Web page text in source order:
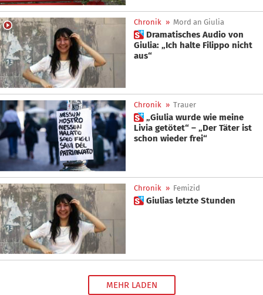
Chronik » Mord an Giulia
 Dramatisches Audio von
Giulia: „Ich halte Filippo nicht
aus“
Chronik » Trauer
 „Giulia wurde wie meine
Livia getötet“ – „Der Täter ist
schon wieder frei“
Chronik » Femizid
 Giulias letzte Stunden
MEHR LADEN